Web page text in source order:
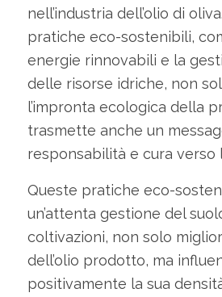
nell’industria dell’olio di
pratiche eco-sostenibili,
energie rinnovabili e la
delle risorse idriche, non
l’impronta ecologica della
trasmette anche un
responsabilità e cura verso
Queste pratiche eco-
un’attenta gestione del
coltivazioni, non solo
dell’olio prodotto, ma
positivamente la sua